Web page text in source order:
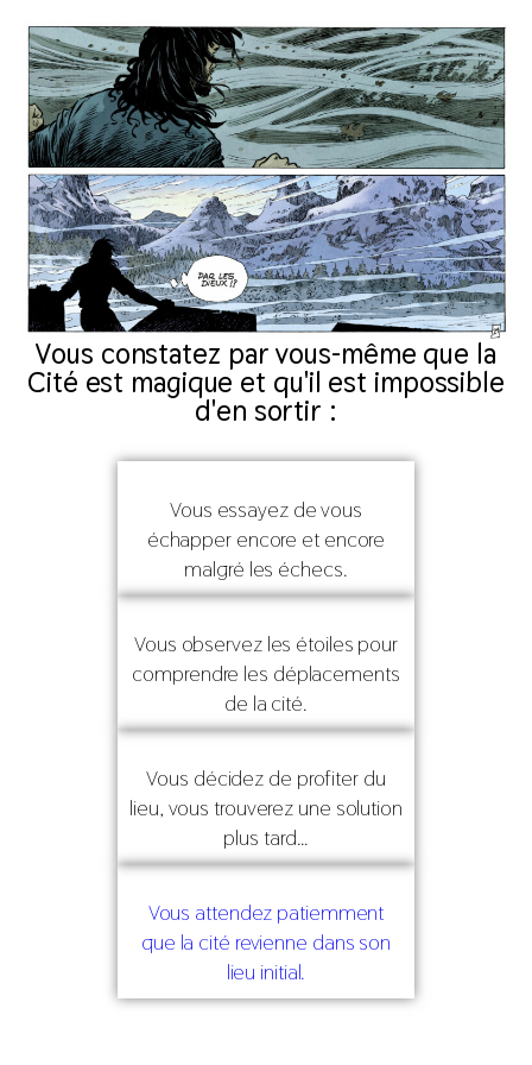
Vous constatez par vous-même que la
Cité est magique et qu'il est impossible
d'en sortir :
Vous essayez de vous
échapper encore et encore
malgré les échecs.
Vous observez les étoiles pour
comprendre les déplacements
de la cité.
Vous décidez de profiter du
lieu, vous trouverez une solution
plus tard…
Vous attendez patiemment
que la cité revienne dans son
lieu initial.